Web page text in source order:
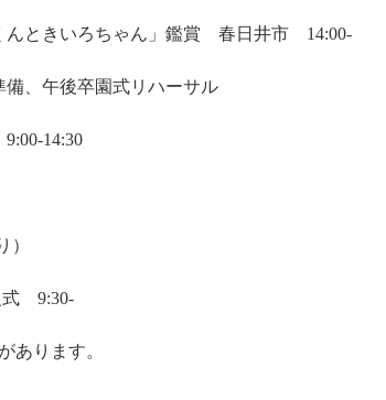
んときいろちゃん」鑑賞 春日井市 14:00-
、午後卒園式リハーサル
14:30
式 9:30-
あります。